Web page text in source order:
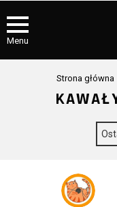
Menu
Strona główna